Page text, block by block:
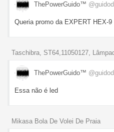
ThePowerGuido™
Queria promo da EXPERT HEX-
Taschibra, ST64,11050127,
ThePowerGuido™
Essa não é led
Mikasa Bola De Volei De Praia